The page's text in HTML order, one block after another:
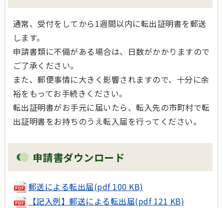
通常、受付をしてから1週間以内に転出証明書を郵送
します。
申請書類に不備がある場合は、日数がかかりますので
ご了承ください。
また、郵便事情に大きく影響されますので、十分に余
裕をもってお手続きください。
転出証明書がお手元に届いたら、転入先の市町村で転
出証明書をお持ちのうえ転入届を行ってください。
申請書ダウンロード
郵送による転出届(pdf 100 KB)
【記入例】郵送による転出届(pdf 121 KB)